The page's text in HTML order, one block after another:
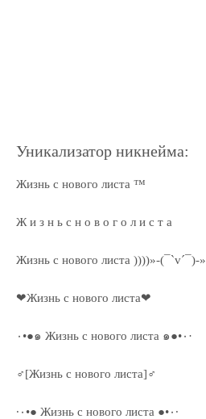
Уникализатор никнейма:
Жизнь с нового листа ™
Ж и з н ь с н о в о г о л и с т а
Жизнь с нового листа ))))»-(¯`v´¯)-»
❤Жизнь с нового листа❤
٠•●๑ Жизнь с нового листа ๑●•٠·
♂[Жизнь с нового листа]♂
·٠•● Жизнь с нового листа ●•٠·